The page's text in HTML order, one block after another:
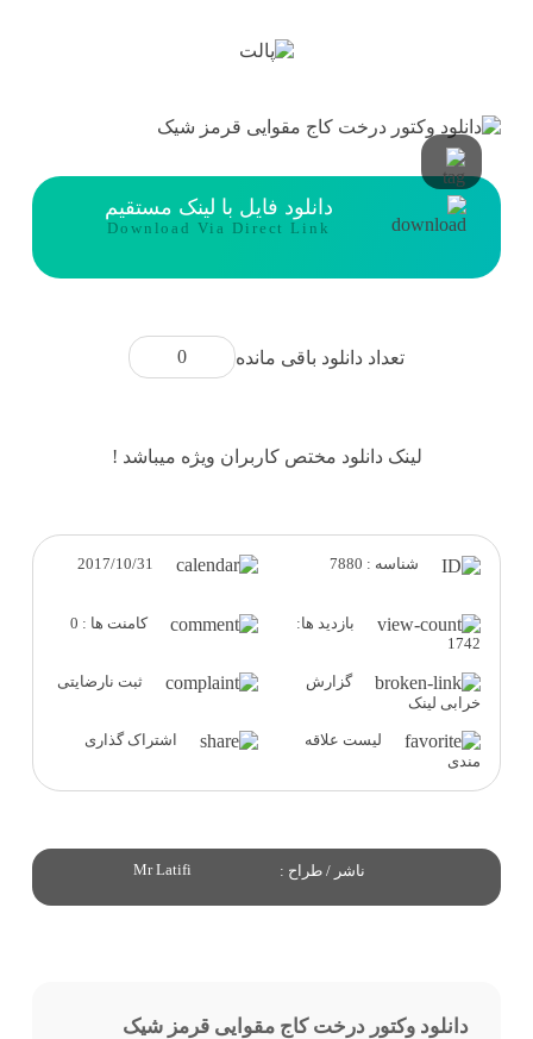
دانلود فایل با لینک مستقیم
Download Via Direct Link
تعداد دانلود باقی مانده 0
لینک دانلود مختص کاربران ویژه میباشد !
شناسه : 7880
بازدید ها:
1742
کامنت ها : 0
گزارش
خرابی لینک
ثبت نارضایتی
لیست علاقه
مندی
اشتراک گذاری
ناشر / طراح : Mr Latifi
دانلود وکتور درخت کاج مقوایی قرمز شیک